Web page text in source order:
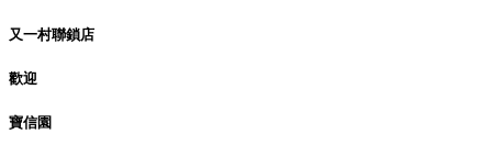
又一村聯鎖店
歡迎
寶信園